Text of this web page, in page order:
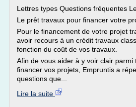
Lettres types Questions fréquentes
Le prêt travaux pour financer votre
Pour le financement de votre projet
avoir recours à un crédit travaux
fonction du coût de vos travaux.
Afin de vous aider à y voir clair parmi
financer vos projets, Empruntis a
questions que...
Lire la suite